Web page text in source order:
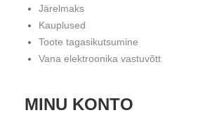
Järelmaks
Kauplused
Toote tagasikutsumine
Vana elektroonika vastuvõtt
MINU KONTO